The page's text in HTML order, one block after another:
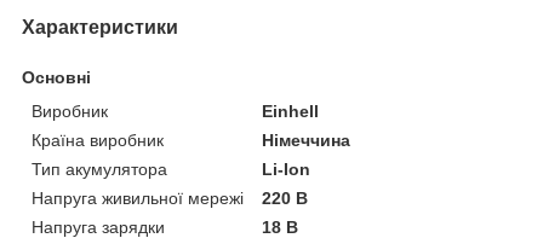
Характеристики
Основні
Виробник
Einhell
Країна виробник
Німеччина
Тип акумулятора
Li-Ion
Напруга живильної мережі
220 В
Напруга зарядки
18 В